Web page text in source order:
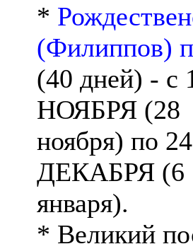
*
(Филиппов)
(40 дней) - с
НОЯБРЯ (28
ноября) по 24
ДЕКАБРЯ (6
января).
* Великий